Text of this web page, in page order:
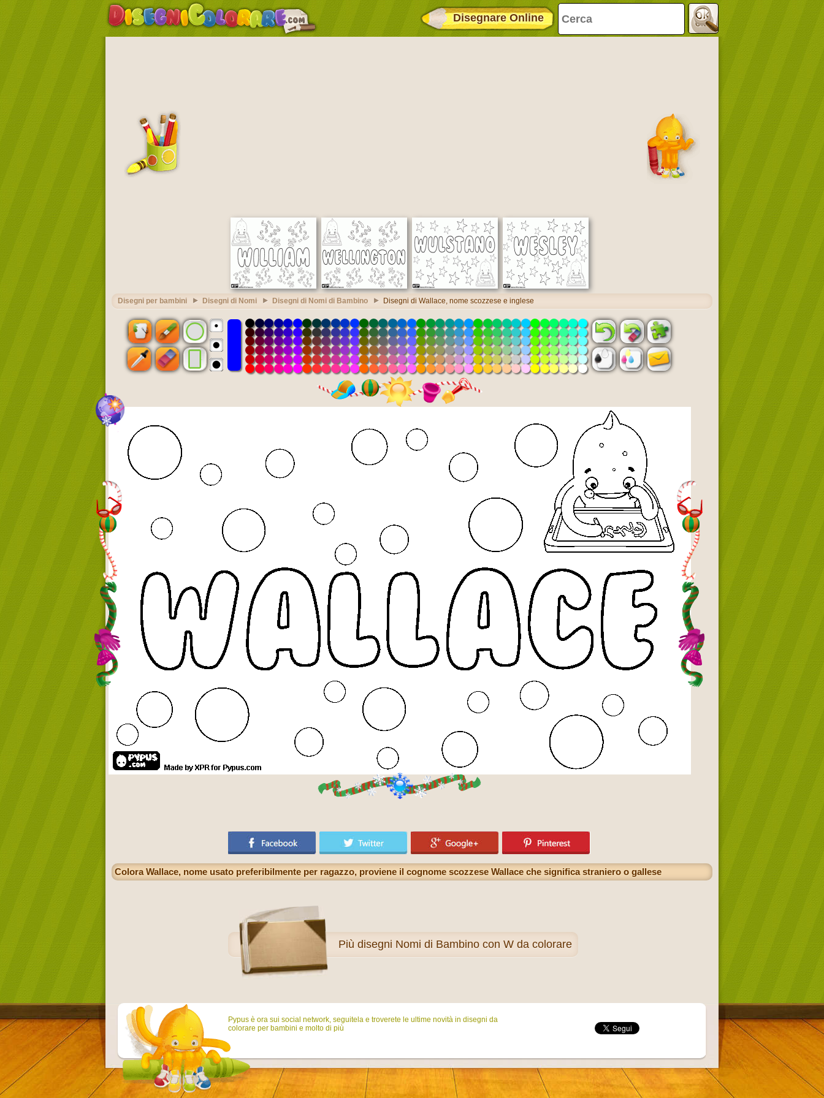
Disegnare Online
Disegni per bambini Disegni di Nomi Disegni di Nomi di Bambino Disegni di Wallace, nome scozzese e inglese
Colora Wallace, nome usato preferibilmente per ragazzo, proviene il cognome scozzese Wallace che significa straniero o gallese
Più disegni Nomi di Bambino con W da colorare
Pypus è ora sui social network, seguitela e troverete le ultime novità in disegni da
colorare per bambini e molto di più